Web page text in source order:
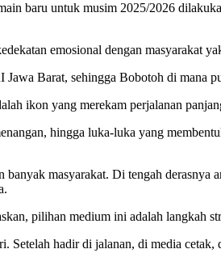
baru untuk musim 2025/2026
emosional dengan
Barat, sehingga Bobotoh di mana
ikon yang merekam perjalanan
hingga luka-luka yang
masyarakat. Di tengah
pilihan medium ini adalah langkah
Setelah hadir di jalanan, di media